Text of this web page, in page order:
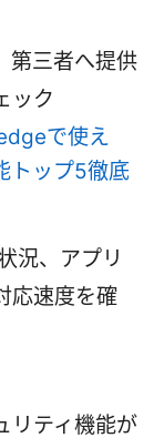
第三者へ提供
ック
で使え
トップ5徹底
況、アプリ
応速度を確
リティ機能が